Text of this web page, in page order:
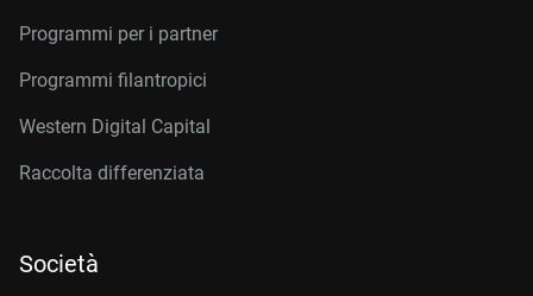
Programmi per i partner
Programmi filantropici
Western Digital Capital
Raccolta differenziata
Società